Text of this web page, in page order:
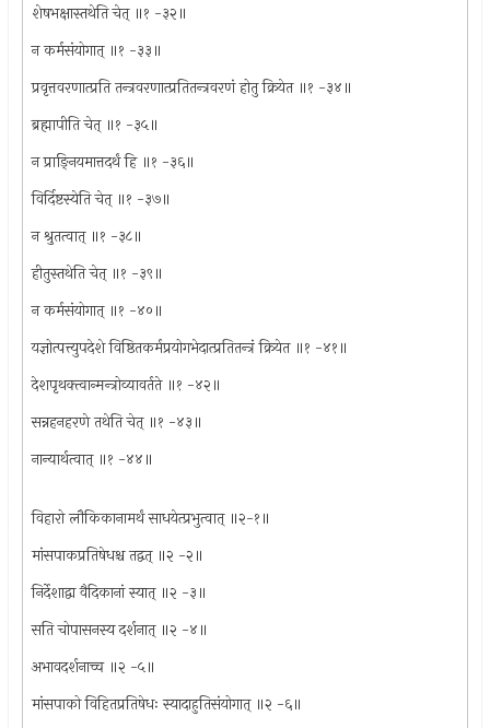
शेषभक्षास्तथेति चेत् ॥१ -३२॥
न कर्मसंयोगात् ॥१ -३३॥
प्रवृत्तवरणात्प्रति तन्त्रवरणात्प्रतितन्त्रवरणं होतु क्रियेत ॥१ -३४॥
ब्रह्मापीति चेत् ॥१ -३५॥
न प्राङ्नियमात्तदर्थं हि ॥१ -३६॥
विर्दिष्टस्येति चेत् ॥१ -३७॥
न श्रुतत्वात् ॥१ -३८॥
हीतुस्तथेति चेत् ॥१ -३९॥
न कर्मसंयोगात् ॥१ -४०॥
यज्ञोत्पत्त्युपदेशे विष्ठितकर्मप्रयोगभेदात्प्रतितन्त्रं क्रियेत ॥१ -४१॥
देशपृथक्त्वान्मन्त्रोव्यावर्तते ॥१ -४२॥
सन्नहनहरणे तथेति चेत् ॥१ -४३॥
नान्यार्थत्वात् ॥१ -४४॥
विहारो लौकिकानामर्थं साधयेत्प्रभुत्वात् ॥२-१॥
मांसपाकप्रतिषेधश्च तद्वत् ॥२ -२॥
निर्देशाद्वा वैदिकानां स्यात् ॥२ -३॥
सति चोपासनस्य दर्शनात् ॥२ -४॥
अभावदर्शनाच्च ॥२ -५॥
मांसपाको विहितप्रतिषेधः स्यादाहुतिसंयोगात् ॥२ -६॥